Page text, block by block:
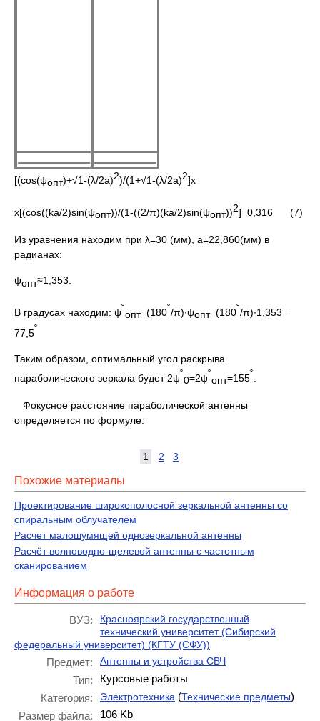
[(сos(ψопт)+√1-(λ/2a)2)/(1+√1-(λ/2а)2]х
х[(cos((ka/2)sin(ψопт))/(1-((2/π)(ka/2)sin(ψопт))2]=0,316 (7)
Из уравнения находим при λ=30 (мм), а=22,860(мм) в
радианах:
ψопт≈1,353.
В градусах находим: ψ˚
опт=(180˚/π)∙ψопт=(180˚/π)∙1,353=
77,5˚
Таким образом, оптимальный угол раскрыва
параболического зеркала будет 2ψ˚
0=2ψ˚
опт=155˚
Фокусное расстояние параболической антенны
определяется по формуле:
1 2 3
Похожие материалы
Проектирование широкополосной зеркальной антенны со
спиральным облучателем
Расчет малошумящей однозеркальной антенны
Расчёт волноводно-щелевой антенны с частотным
сканированием
Информация о работе
ВУЗ:
Красноярский государственный
технический университет (Сибирский
федеральный университет) (КГТУ (СФУ))
Предмет: Антенны и устройства СВЧ
Тип:
Курсовые работы
Категория:
Электротехника (Технические предметы)
Размер файла:
106 Kb